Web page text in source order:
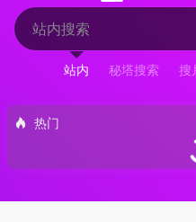
站内 秘塔搜索 搜
热门